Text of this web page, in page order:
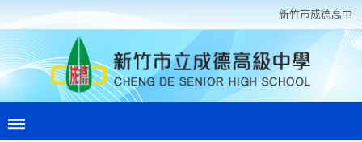
新竹巿成德高中